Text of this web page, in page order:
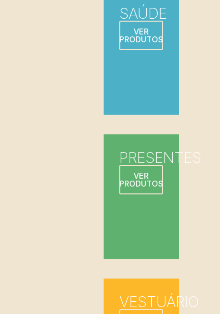
SAÚDE
VER
PRODUTOS
PRESENTES
VER
PRODUTOS
VESTUÁRIO